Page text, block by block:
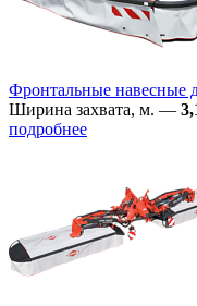
Фронтальные навесные
Ширина захвата, м. —
подробнее